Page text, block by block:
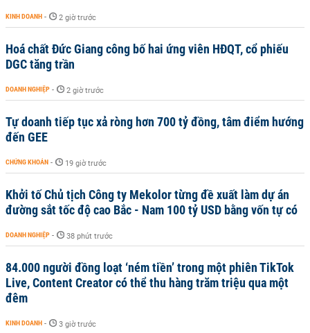
KINH DOANH - 2 giờ trước
Hoá chất Đức Giang công bố hai ứng viên HĐQT, cổ phiếu
DGC tăng trần
DOANH NGHIỆP - 2 giờ trước
Tự doanh tiếp tục xả ròng hơn 700 tỷ đồng, tâm điểm hướng
đến GEE
CHỨNG KHOÁN - 19 giờ trước
Khởi tố Chủ tịch Công ty Mekolor từng đề xuất làm dự án
đường sắt tốc độ cao Bắc - Nam 100 tỷ USD bằng vốn tự có
DOANH NGHIỆP - 38 phút trước
84.000 người đồng loạt ‘ném tiền’ trong một phiên TikTok
Live, Content Creator có thể thu hàng trăm triệu qua một
đêm
KINH DOANH - 3 giờ trước